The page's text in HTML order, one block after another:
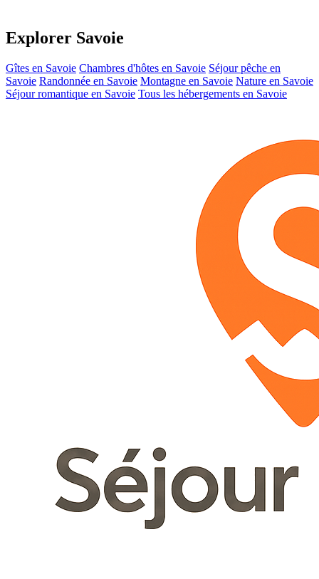
Explorer Savoie
Gîtes en Savoie Chambres d'hôtes en Savoie Séjour pêche en
Savoie Randonnée en Savoie Montagne en Savoie Nature en Savoie
Séjour romantique en Savoie Tous les hébergements en Savoie